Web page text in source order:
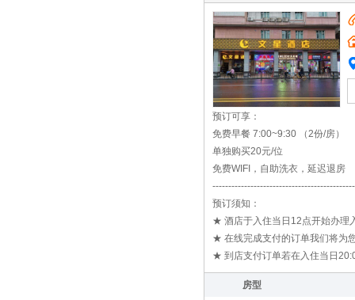
预订可享：
免费早餐 7:00~9:30 （2份/房）
单独购买20元/位
免费WIFI，自助洗衣，延迟退房
预订须知：
★ 酒店于入住当日12点开始办理
★ 在线完成支付的订单我们将为
★ 到店支付订单若在入住当日
房型